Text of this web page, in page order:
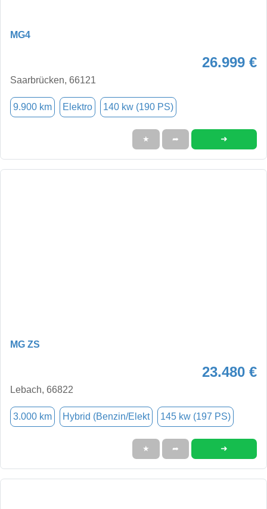
MG4
26.999 €
Saarbrücken, 66121
9.900 km Elektro 140 kw (190 PS)
★ ➦ ➜
MG ZS
23.480 €
Lebach, 66822
3.000 km Hybrid (Benzin/Elekt 145 kw (197 PS)
★ ➦ ➜